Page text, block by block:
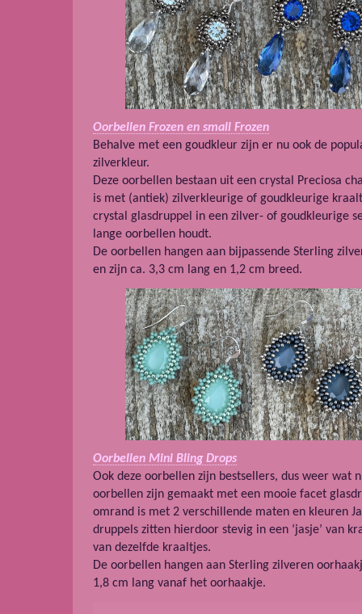
Oorbellen Frozen en small Frozen
Behalve met een goudkleur zijn er nu ook de
zilverkleur.
Deze oorbellen bestaan uit een crystal Preciosa
is met (antiek) zilverkleurige of goudkleurige
crystal glasdruppel in een zilver- of goudkleurige
lange oorbellen houdt.
De oorbellen hangen aan bijpassende Sterling
en zijn ca. 3,3 cm lang en 1,2 cm breed.
Oorbellen Mini Bling Drops
Ook deze oorbellen zijn bestsellers, dus weer wat
oorbellen zijn gemaakt met een mooie facet
omrand is met 2 verschillende maten en kleuren
druppels zitten hierdoor stevig in een ‘jasje’ van
van dezelfde kraaltjes.
De oorbellen hangen aan Sterling zilveren
1,8 cm lang vanaf het oorhaakje.